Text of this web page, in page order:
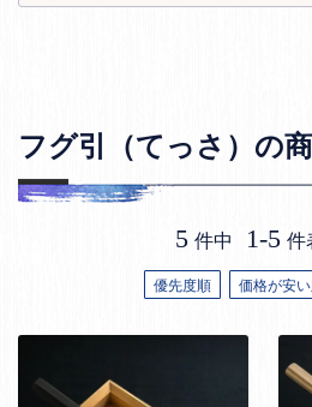
フグ引（てっさ）の
優先度順 価格が安
5 件中 1-5 件